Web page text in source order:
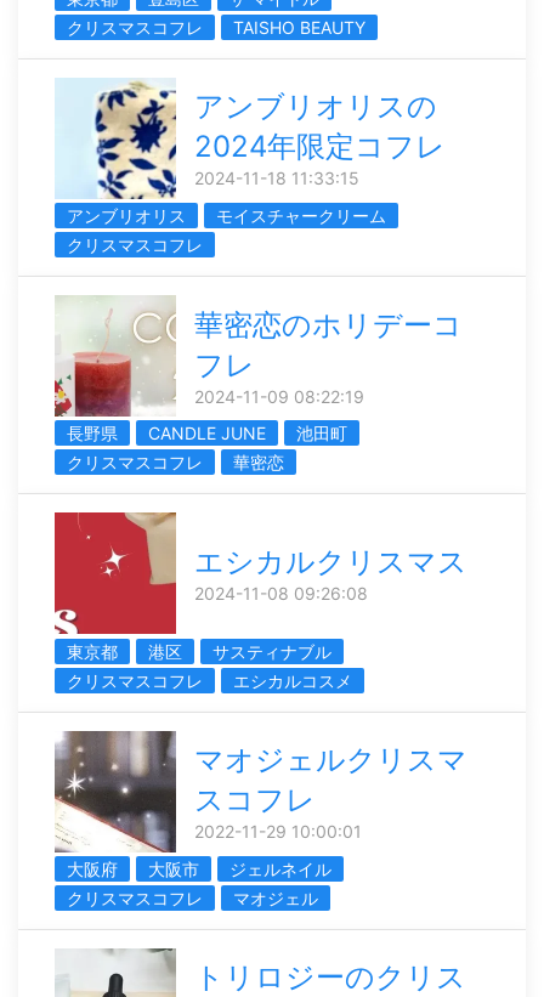
クリスマスコフレ
TAISHO BEAUTY
アンブリオリスの
2024年限定コフレ
2024-11-18 11:33:15
アンブリオリス
モイスチャークリーム
クリスマスコフレ
華密恋のホリデーコ
フレ
2024-11-09 08:22:19
長野県
CANDLE JUNE
池田町
クリスマスコフレ
華密恋
エシカルクリスマス
2024-11-08 09:26:08
東京都 港区
サスティナブル
クリスマスコフレ
エシカルコスメ
マオジェルクリスマ
スコフレ
2022-11-29 10:00:01
大阪府
大阪市
ジェルネイル
クリスマスコフレ
マオジェル
トリロジーのクリス